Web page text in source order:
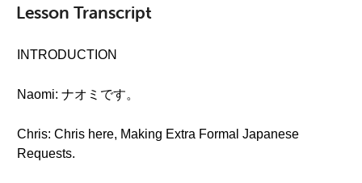
Lesson Transcript
INTRODUCTION
Naomi: ナオミです。
Chris: Chris here, Making Extra Formal Japanese
Requests.